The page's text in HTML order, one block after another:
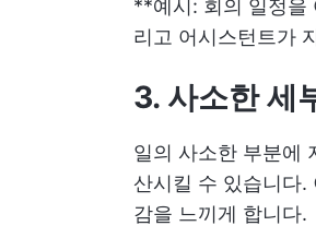
**예시: 회의 일정을
리고 어시스턴트가
3. 사소한 세
일의 사소한 부분에
산시킬 수 있습니다.
감을 느끼게 합니다.